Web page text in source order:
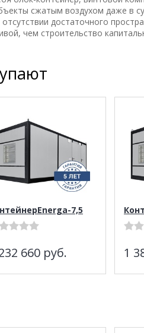
сжатым воздухом даже в
достаточного
чем строительство
7,5
660 руб. 1